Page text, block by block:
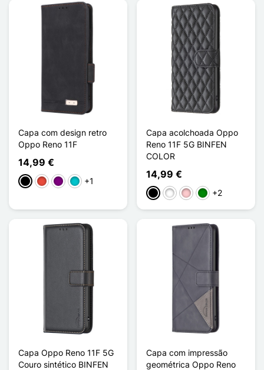
Capa com design retro
Oppo Reno 11F
14,99 €
PretoVermelho
PúrpuraTurquesa
+1
Capa acolchoada Oppo
Reno 11F 5G BINFEN
COLOR
14,99 €
PretoBrancoRosaVerde
+2
Capa Oppo Reno 11F 5G
Couro sintético BINFEN
Capa com impressão
geométrica Oppo Reno